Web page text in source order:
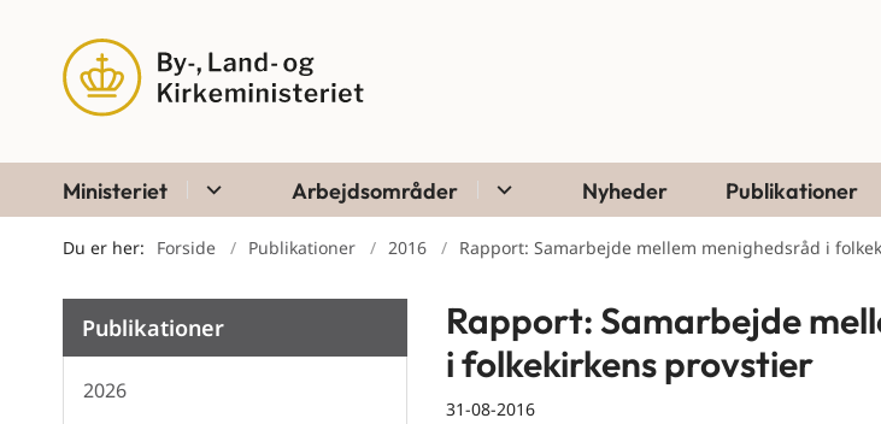
Ministeriet Arbejdsområder Nyheder Publikationer
Du er her: Forside Publikationer 2016 Rapport: Samarbejde mellem menighedsråd i
Publikationer
2026
Rapport: Samarbejde
i folkekirkens provstier
31-08-2016